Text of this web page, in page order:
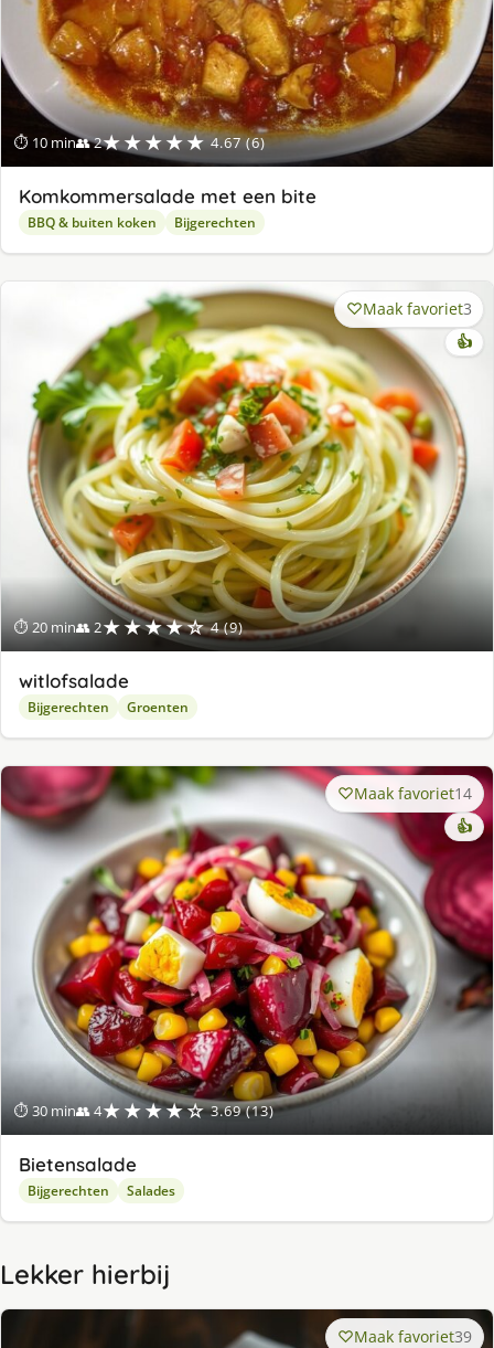
⏱ 10 min👥 2★★★★★ 4.67 (6)
Komkommersalade met een bite
BBQ & buiten koken Bijgerechten
⏱ 20 min👥 2★★★★☆ 4 (9)
Maak favoriet3
👍
witlofsalade
Bijgerechten Groenten
⏱ 30 min👥 4★★★★☆ 3.69 (13)
Maak favoriet14
👍
Bietensalade
Bijgerechten Salades
Lekker hierbij
Maak favoriet39